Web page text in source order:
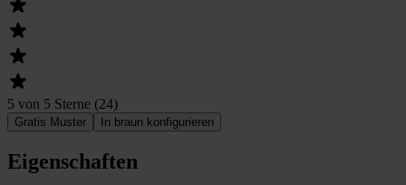
5 von 5 Sterne (24)
Gratis Muster In braun konfigurieren
Eigenschaften